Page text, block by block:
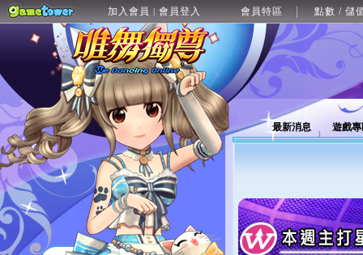
加入會員 | 會員登入 會員特區 點數 / 儲
最新消息 遊戲